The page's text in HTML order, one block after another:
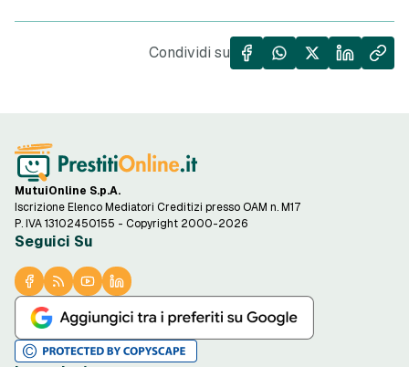
Condividi su
MutuiOnline S.p.A.
Iscrizione Elenco Mediatori Creditizi presso OAM n. M17
P. IVA 13102450155 - Copyright 2000-2026
Seguici Su